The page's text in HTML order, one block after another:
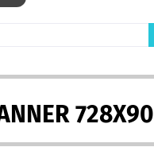
728X90